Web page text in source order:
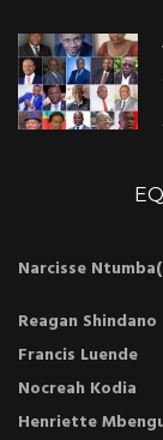
Narcisse
Reagan Shindano
Francis Luende
Nocreah Kodia
Henriette